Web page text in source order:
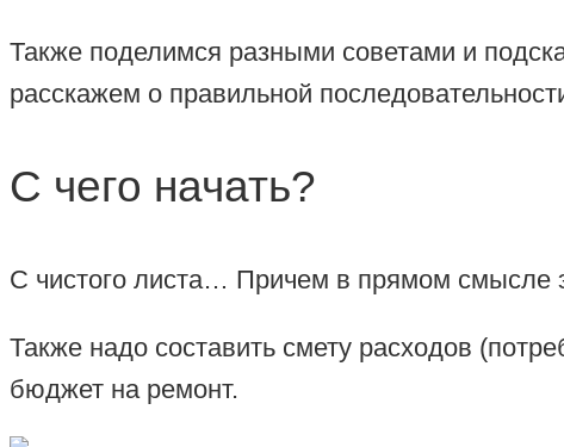
Также поделимся разными советами и
расскажем о правильной
С чего начать?
С чистого листа… Причем в прямом смысле
Также надо составить смету расходов
бюджет на ремонт.